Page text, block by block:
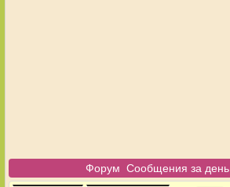
Форум Сообщения за день